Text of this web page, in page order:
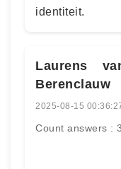
identiteit.
Laurens
Berenclauw
2025-08-15
Count answers :